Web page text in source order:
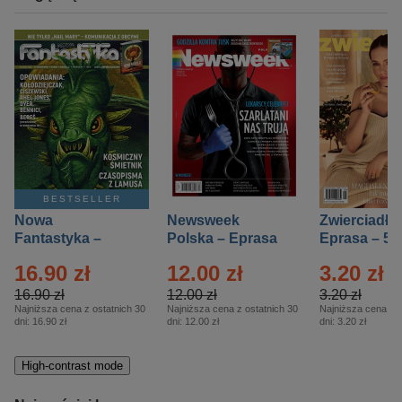
BESTSELLER
Nowa
Fantastyka –
16.90 zł
16.90 zł
Najniższa cena z ostatnich 30
dni: 16.90 zł
Newsweek
Polska – Eprasa
12.00 zł
12.00 zł
Najniższa cena z ostatnich 30
dni: 12.00 zł
Zwierciadło
Eprasa – 5/
3.20 zł
3.20 zł
Najniższa cena z
dni: 3.20 zł
High-contrast mode